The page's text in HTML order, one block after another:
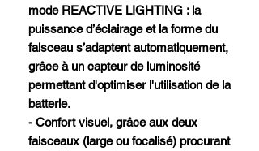
mode REACTIVE LIGHTING : la
puissance d’éclairage et la forme du
faisceau s’adaptent automatiquement,
grâce à un capteur de luminosité
permettant d'optimiser l'utilisation de la
batterie.
- Confort visuel, grâce aux deux
faisceaux (large ou focalisé) procurant